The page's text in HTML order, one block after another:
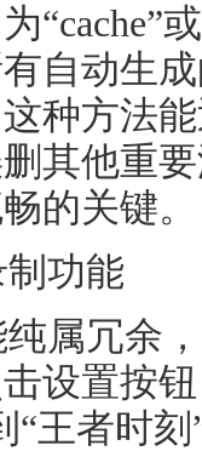
“cache”
自动生
种方法
其他重
的关键。
功能
属冗余
设置按
“王者时